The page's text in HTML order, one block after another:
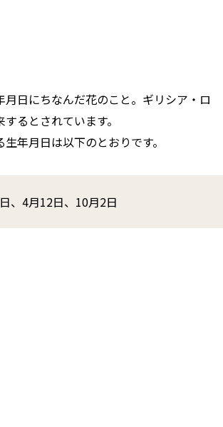
月日にちなんだ花のこと。ギリシア・ロ
るとされています。
年月日は以下のとおりです。
、4月12日、10月2日